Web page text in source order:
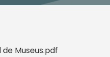
Museus.pdf